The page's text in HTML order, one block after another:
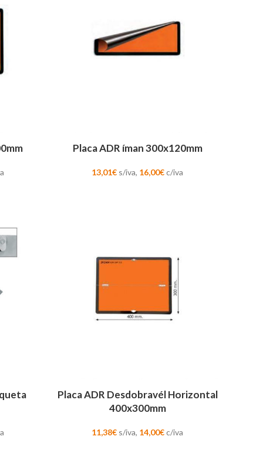
Placa ADR íman 300x120mm
13,01€ s/iva, 16,00€c/iva
Placa ADR Desdobravél Horizontal
400x300mm
11,38€ s/iva, 14,00€c/iva